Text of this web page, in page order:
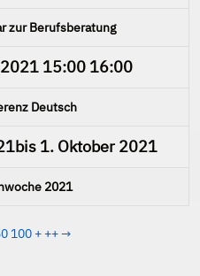
zur Berufsberatung
15:00 16:00
Deutsch
bis 1. Oktober 2021
2021
100 + ++→